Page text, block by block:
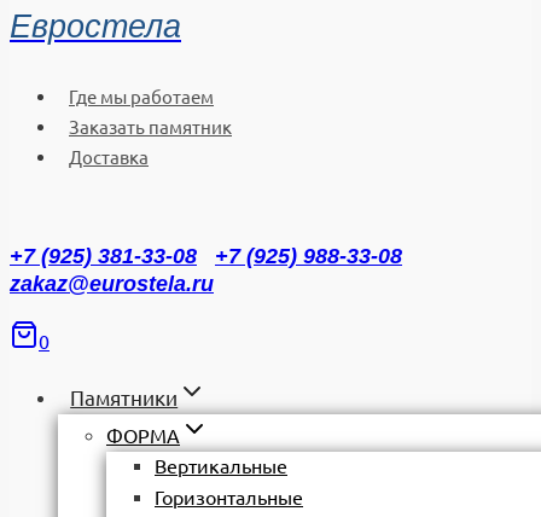
Евростела
Где мы работаем
Заказать памятник
Доставка
+7 (925) 381-33-08
+7 (925) 988-33-08
zakaz@eurostela.ru
0
Памятники
ФОРМА
Вертикальные
Горизонтальные